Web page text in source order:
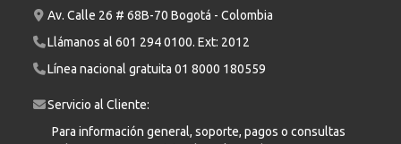
Av. Calle 26 # 68B-70 Bogotá - Colombia
Llámanos al 601 294 0100. Ext: 2012
Línea nacional gratuita 01 8000 180559
Servicio al Cliente:
Para información general, soporte, pagos o consultas